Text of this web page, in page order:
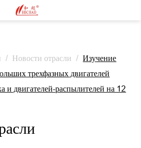
/ Новости отрасли / Изучение
трехфазных двигателей
и двигателей-распылителей на 12